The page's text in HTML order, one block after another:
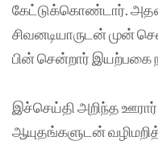
கேட்டுக்கொண்டார்.
சிவனடியாருடன் முன்
பின் சென்றார் இயற்பகை
இச்செய்தி அறிந்த
ஆயுதங்களுடன்